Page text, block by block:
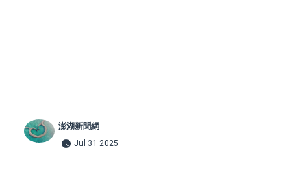
澎湖新聞網
Jul 31 2025